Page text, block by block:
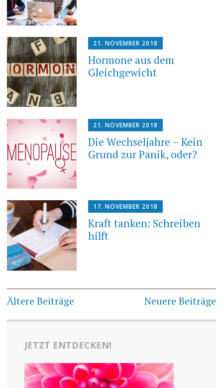
21. NOVEMBER 2018
Hormone aus dem
Gleichgewicht
21. NOVEMBER 2018
Die Wechseljahre – Kein
Grund zur Panik, oder?
17. NOVEMBER 2018
Kraft tanken: Schreiben
hilft
Beitragsnavigation
Ältere Beiträge Neuere Beiträge
JETZT ENTDECKEN!